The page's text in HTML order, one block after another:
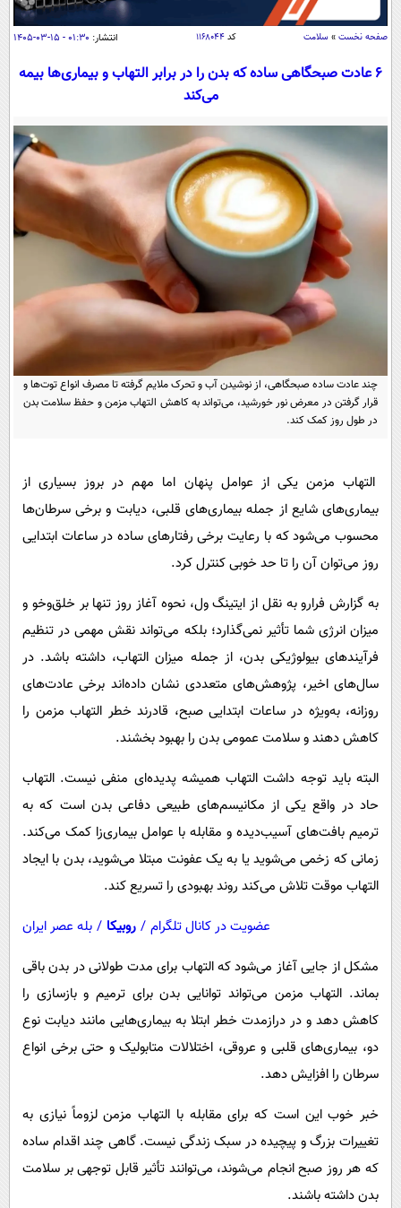
اقتصاد
اقتصادی
خودرو
جامعه
اجتماعی
حوادث
سلامت
یک برش دانایی
محیط زیست
سفر و تفریح
ورزشی
بین الملل
سیاست خارجی
فرهنگ و هنر
علم و دانش
فناوری و It
علمی
اخبار کریپتو
قرآن
گوناگون
سرگرمی
باشگاه مغز
مجله تصویری سلاح
فیلم
اقتصاد
سیاست
سرگرمی
گوناگون
حوادث
محیط زیست
فرهنگی
حیات وحش
سیاست خارجی
عصر ایران 2
خواندنی ها و دیدنی ها
داستان کوتاه
پیامک
آشپزی
دانلود
آموزش زبان
صفحه نخست » سلامت کد ۱۱۶۸۰۴۴ انتشار: ۰۱:۳۰ - ۱۵-۰۳-۱۴۰۵
۶ عادت صبحگاهی ساده که بدن را در برابر التهاب و بیماری‌ها بیمه
می‌کند
چند عادت ساده صبحگاهی، از نوشیدن آب و تحرک ملایم گرفته تا مصرف انواع توت‌ها و
قرار گرفتن در معرض نور خورشید، می‌تواند به کاهش التهاب مزمن و حفظ سلامت بدن
در طول روز کمک کند.
التهاب مزمن یکی از عوامل پنهان اما مهم در بروز بسیاری از
بیماری‌های شایع از جمله بیماری‌های قلبی، دیابت و برخی سرطان‌ها
محسوب می‌شود که با رعایت برخی رفتارهای ساده در ساعات ابتدایی
روز می‌توان آن را تا حد خوبی کنترل کرد.
به گزارش فرارو به نقل از ایتینگ ول، نحوه آغاز روز تنها بر خلق‌وخو و
میزان انرژی شما تأثیر نمی‌گذارد؛ بلکه می‌تواند نقش مهمی در تنظیم
فرآیندهای بیولوژیکی بدن، از جمله میزان التهاب، داشته باشد. در
سال‌های اخیر، پژوهش‌های متعددی نشان داده‌اند برخی عادت‌های
روزانه، به‌ویژه در ساعات ابتدایی صبح، قادرند خطر التهاب مزمن را
کاهش دهند و سلامت عمومی بدن را بهبود بخشند.
البته باید توجه داشت التهاب همیشه پدیده‌ای منفی نیست. التهاب
حاد در واقع یکی از مکانیسم‌های طبیعی دفاعی بدن است که به
ترمیم بافت‌های آسیب‌دیده و مقابله با عوامل بیماری‌زا کمک می‌کند.
زمانی که زخمی می‌شوید یا به یک عفونت مبتلا می‌شوید، بدن با ایجاد
التهاب موقت تلاش می‌کند روند بهبودی را تسریع کند.
عضویت در کانال تلگرام / روبیکا / بله عصر ایران
مشکل از جایی آغاز می‌شود که التهاب برای مدت طولانی در بدن باقی
بماند. التهاب مزمن می‌تواند توانایی بدن برای ترمیم و بازسازی را
کاهش دهد و در درازمدت خطر ابتلا به بیماری‌هایی مانند دیابت نوع
دو، بیماری‌های قلبی و عروقی، اختلالات متابولیک و حتی برخی انواع
سرطان را افزایش دهد.
خبر خوب این است که برای مقابله با التهاب مزمن لزوماً نیازی به
تغییرات بزرگ و پیچیده در سبک زندگی نیست. گاهی چند اقدام ساده
که هر روز صبح انجام می‌شوند، می‌توانند تأثیر قابل توجهی بر سلامت
بدن داشته باشند.